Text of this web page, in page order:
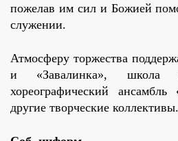
пожелав им сил и Божией
служении.
Атмосферу торжества
и «Завалинка», школа
хореографический
другие творческие коллективы.